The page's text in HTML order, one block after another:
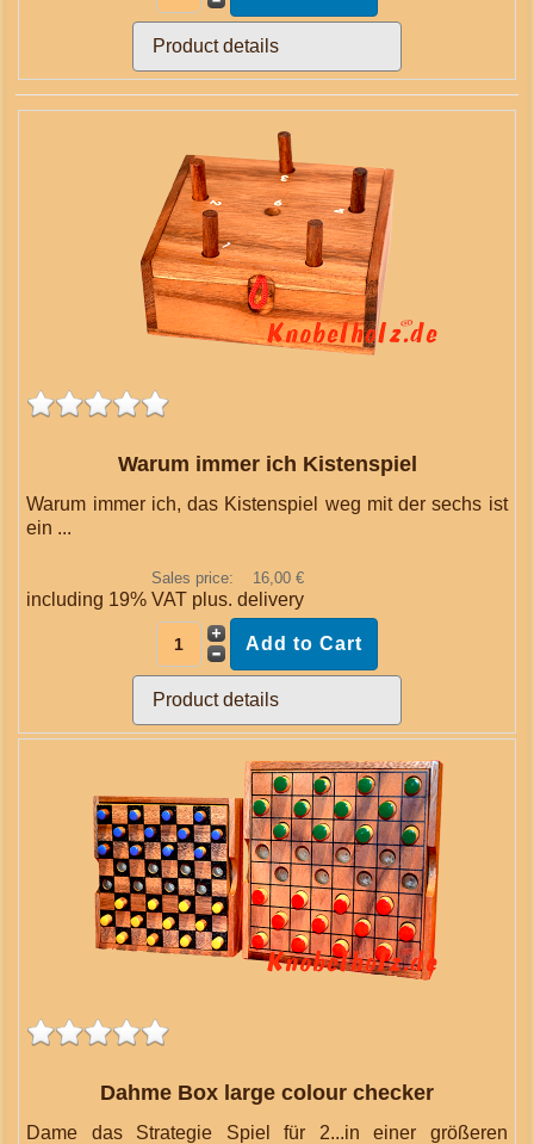
Product details
Warum immer ich Kistenspiel
Warum immer ich, das Kistenspiel weg mit der sechs ist
ein ...
Sales price: 16,00 €
including 19% VAT plus.delivery
Product details
Dahme Box large colour checker
Dame das Strategie Spiel für 2...in einer größeren